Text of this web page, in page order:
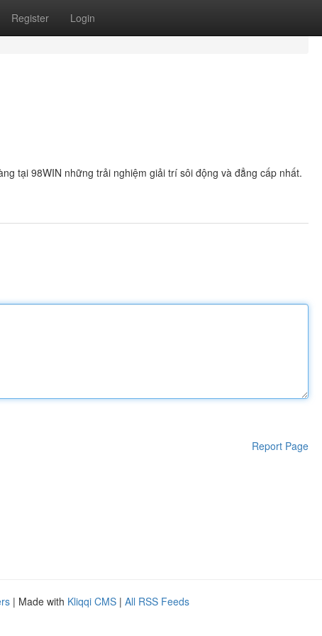
Register Login
tại 98WIN những trải nghiệm giải trí sôi động và đẳng cấp nhất.
Report Page
| Made with Kliqqi CMS | All RSS Feeds